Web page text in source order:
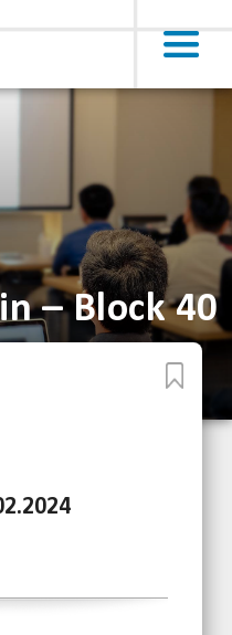
– Block 40